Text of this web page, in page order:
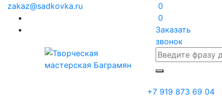
zakaz@sadkovka.ru
0
0
Заказать
звонок
+7 919 873 69 04